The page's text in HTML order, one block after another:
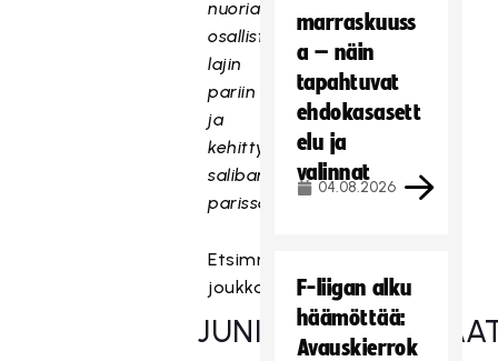
nuoria
osallistumaan
lajin
pariin
ja
kehittymään
salibandyn
parissa.
Etsimme
joukkoomme
marraskuuss
a – näin
tapahtuvat
ehdokasasett
elu ja
valinnat
04.08.2026
F-liigan alku
häämöttää:
Avauskierrok